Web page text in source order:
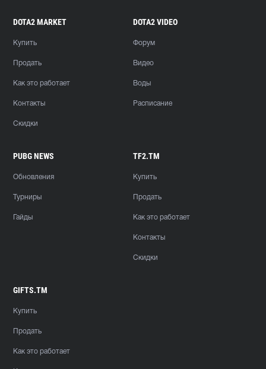
DOTA2 MARKET
Купить
Продать
Как это работает
Контакты
Скидки
DOTA2 VIDEO
Форум
Видео
Воды
Расписание
PUBG NEWS
Обновления
Турниры
Гайды
TF2.TM
Купить
Продать
Как это работает
Контакты
Скидки
GIFTS.TM
Купить
Продать
Как это работает